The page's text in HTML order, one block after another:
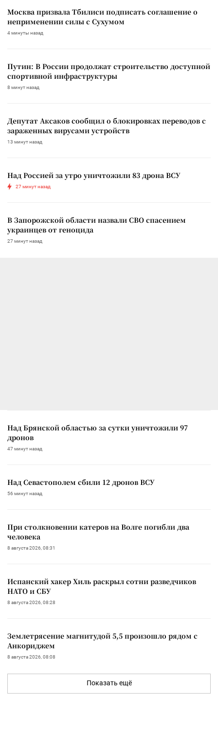
Москва призвала Тбилиси подписать соглашение о
неприменении силы с Сухумом
4 минуты назад
Путин: В России продолжат строительство доступной
спортивной инфраструктуры
8 минут назад
Депутат Аксаков сообщил о блокировках переводов с
зараженных вирусами устройств
13 минут назад
Над Россией за утро уничтожили 83 дрона ВСУ
27 минут назад
В Запорожской области назвали СВО спасением
украинцев от геноцида
27 минут назад
Над Брянской областью за сутки уничтожили 97
дронов
47 минут назад
Над Севастополем сбили 12 дронов ВСУ
56 минут назад
При столкновении катеров на Волге погибли два
человека
8 августа 2026, 08:31
Испанский хакер Хиль раскрыл сотни разведчиков
НАТО и СБУ
8 августа 2026, 08:28
Землетрясение магнитудой 5,5 произошло рядом с
Анкориджем
8 августа 2026, 08:08
Показать ещё